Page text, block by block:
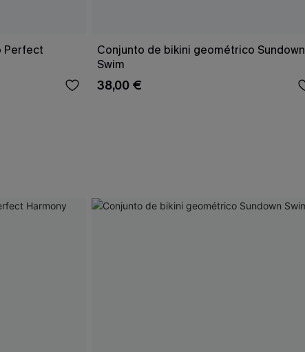
Perfect
Conjunto de bikini geométrico Sundown
Swim
38,00 €